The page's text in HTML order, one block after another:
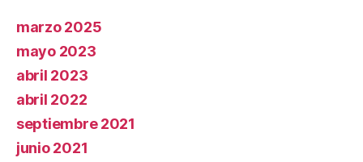
marzo 2025
mayo 2023
abril 2023
abril 2022
septiembre 2021
junio 2021